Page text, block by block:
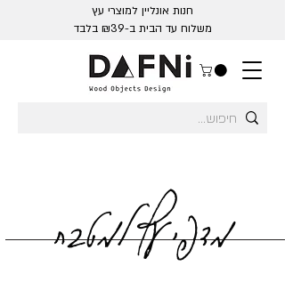
חנות אונליין למוצרי עץ
משלוח עד הבית ב-₪39 בלבד
מדפי עץ למטבח